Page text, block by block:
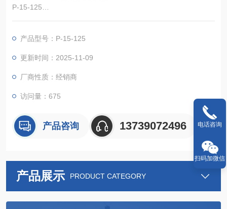
P-15-125
工业设备工具，日本进口紧凑型通用钳子
产品型号：P-15-125
更新时间：2025-11-09
厂商性质：经销商
访问量：675
产品咨询 13739072496
产品展示 PRODUCT CATEGORY
电话咨询
扫码加微信